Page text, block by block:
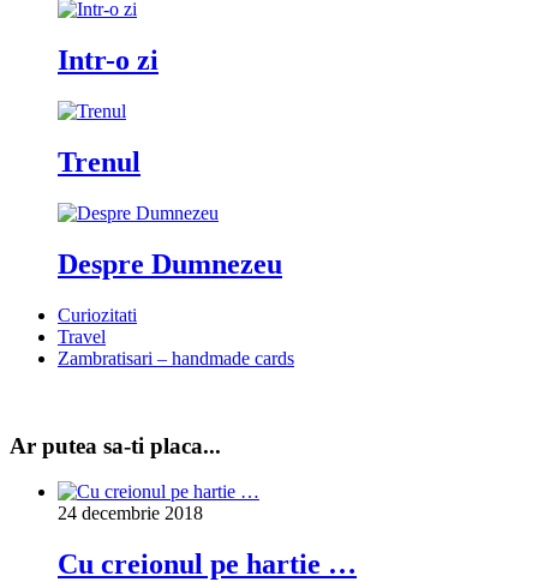
Intr-o zi
Trenul
Despre Dumnezeu
Curiozitati
Travel
Zambratisari – handmade cards
Ar putea sa-ti placa...
24 decembrie 2018
Cu creionul pe hartie …